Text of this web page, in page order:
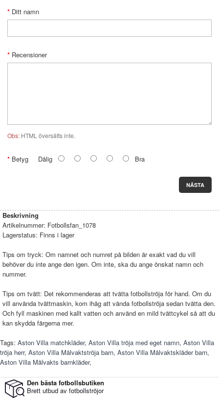
Ditt namn
Recensioner
Obs: HTML översätts inte.
Betyg Dålig Bra
NÄSTA
Beskrivning
Artikelnummer: Fotbollsfan_1078
Lagerstatus: Finns i lager
Tips om tryck: Om namnet och numret på bilden är exakt vad du vill
behöver du inte ange den igen. Om inte, ska du ange önskat namn och
nummer.
Tips om tvätt: Det rekommenderas att tvätta fotbollströja för hand. Om du
vill använda tvättmaskin, kom ihåg att vända fotbollströja sedan tvätta den.
Och fyll maskinen med kallt vatten och använd en mild tvättcykel så att du
kan skydda färgerna mer.
Tags: Aston Villa matchkläder, Aston Villa tröja med eget namn, Aston Villa
tröja herr, Aston Villa Målvaktströja barn, Aston Villa Målvaktskläder barn,
Aston Villa Målvakts barnkläder,
Den bästa fotbollsbutiken
Brett utbud av fotbollströjor